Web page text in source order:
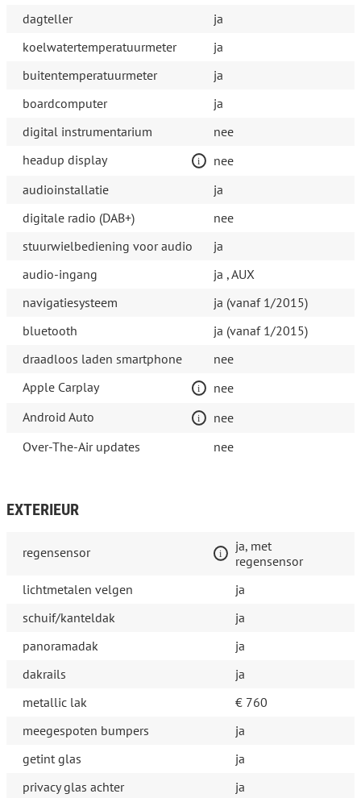
dagteller
ja
koelwatertemperatuurmeter
ja
buitentemperatuurmeter
ja
boardcomputer
ja
digital instrumentarium
nee
headup display
nee
audioinstallatie
ja
digitale radio (DAB+)
nee
stuurwielbediening voor audio
ja
audio-ingang
ja , AUX
navigatiesysteem
ja (vanaf 1/2015)
bluetooth
ja (vanaf 1/2015)
draadloos laden smartphone
nee
Apple Carplay
nee
Android Auto
nee
Over-The-Air updates
nee
EXTERIEUR
regensensor
ja, met
regensensor
lichtmetalen velgen
ja
schuif/kanteldak
ja
panoramadak
ja
dakrails
ja
metallic lak
€ 760
meegespoten bumpers
ja
getint glas
ja
privacy glas achter
ja